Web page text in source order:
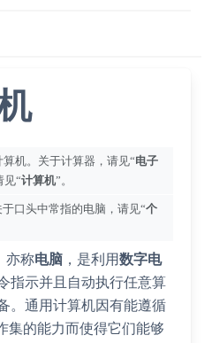
机。关于计算器，请见“电子
见“计算机”。
口头中常指的电脑，请见“个
亦称电脑 ，是利用数字电
指示并且自动执行任意算
。通用计算机因有能遵循
集的能力而使得它们能够